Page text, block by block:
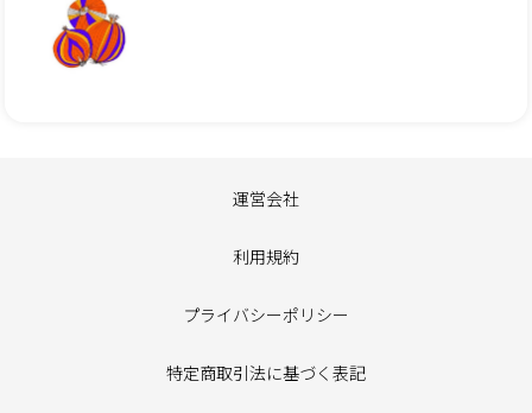
運営会社
利用規約
プライバシーポリシー
特定商取引法に基づく表記